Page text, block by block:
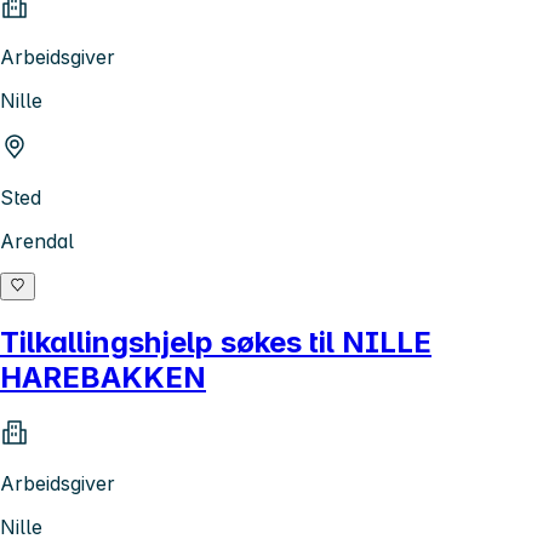
Arbeidsgiver
Nille
Sted
Arendal
Tilkallingshjelp søkes til NILLE
HAREBAKKEN
Arbeidsgiver
Nille